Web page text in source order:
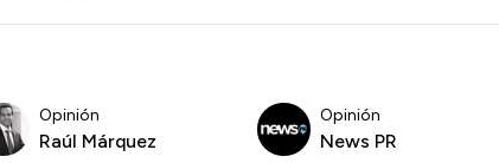
Opinión
Raúl Márquez
Opinión
News PR